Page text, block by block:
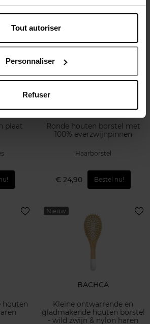
Tout autoriser
Personnaliser
Refuser
plaat
Nieuw
Ronde houten borstel met
100% everzwijnpinnen
Haarborstel
€ 24,90 Bestel nu!
houten
Nieuw
BACHCA
Kleine ontwarrende en
gladmakende houten borstel
- wild zwijn & nylon haren